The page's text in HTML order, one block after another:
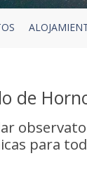
de
para